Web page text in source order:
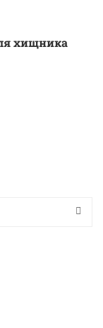
хищника